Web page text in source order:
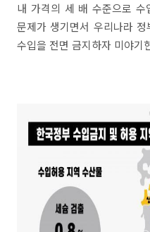
내 가격의 세 배 수준으로 수
문제가 생기면서 우리나라
수입을 전면 금지하자 미야기